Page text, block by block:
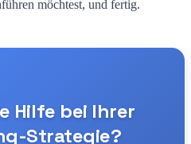
möchtest, und fertig.
Hilfe bei Ihrer
Strategie?